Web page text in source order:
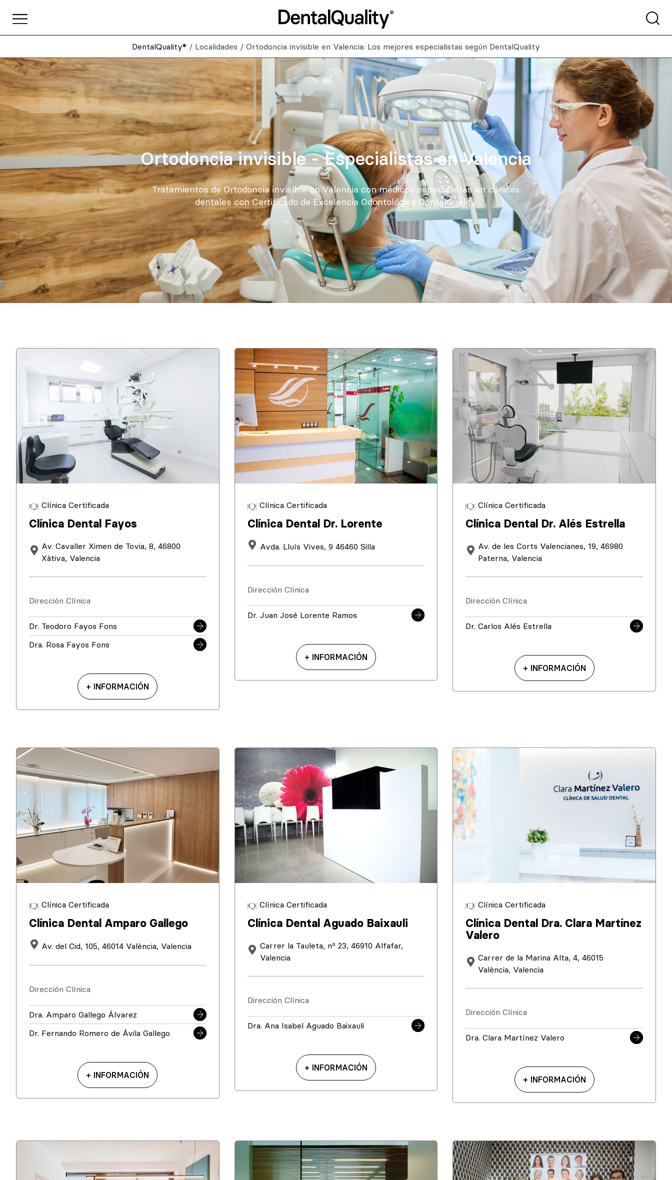
DentalQuality® / Localidades / Ortodoncia invisible en Valencia: Los mejores especialistas según DentalQuality
Ortodoncia invisible - Especialistas en Valencia
Tratamientos de Ortodoncia invisible en Valencia con médicos especialistas en clínicas
dentales con Certificado de Excelencia Odontológica DentalQuality.
Clínica Certificada
Clínica Dental Fayos
Av. Cavaller Ximen de Tovia, 8, 46800
Xàtiva, Valencia
Dirección Clínica
Dr. Teodoro Fayos Fons
Dra. Rosa Fayos Fons
+ INFORMACIÓN
Clínica Certificada
Clínica Dental Dr. Lorente
Avda. Lluís Vives, 9 46460 Silla
Dirección Clínica
Dr. Juan José Lorente Ramos
+ INFORMACIÓN
Clínica Certificada
Clínica Dental Dr. Alés Estrella
Av. de les Corts Valencianes, 19, 46980
Paterna, Valencia
Dirección Clínica
Dr. Carlos Alés Estrella
+ INFORMACIÓN
Clínica Certificada
Clínica Dental Amparo Gallego
Av. del Cid, 105, 46014 València, Valencia
Dirección Clínica
Dra. Amparo Gallego Álvarez
Dr. Fernando Romero de Ávila Gallego
+ INFORMACIÓN
Clínica Certificada
Clínica Dental Aguado Baixauli
Carrer la Tauleta, nº 23, 46910 Alfafar,
Valencia
Dirección Clínica
Dra. Ana Isabel Aguado Baixauli
+ INFORMACIÓN
Clínica Certificada
Clínica Dental Dra. Clara Martínez
Valero
Carrer de la Marina Alta, 4, 46015
València, Valencia
Dirección Clínica
Dra. Clara Martínez Valero
+ INFORMACIÓN